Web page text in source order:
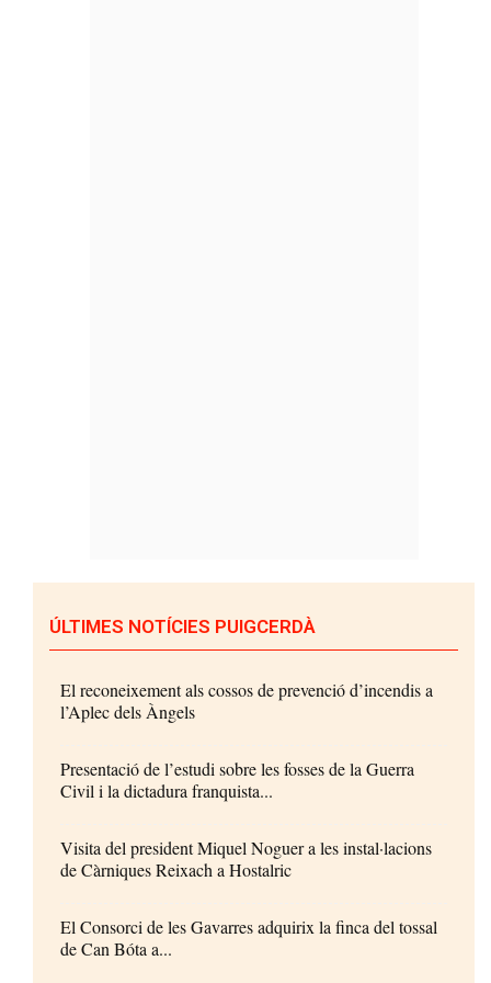
ÚLTIMES NOTÍCIES PUIGCERDÀ
El reconeixement als cossos de prevenció d’incendis a
l’Aplec dels Àngels
Presentació de l’estudi sobre les fosses de la Guerra
Civil i la dictadura franquista...
Visita del president Miquel Noguer a les instal·lacions
de Càrniques Reixach a Hostalric
El Consorci de les Gavarres adquirix la finca del tossal
de Can Bóta a...